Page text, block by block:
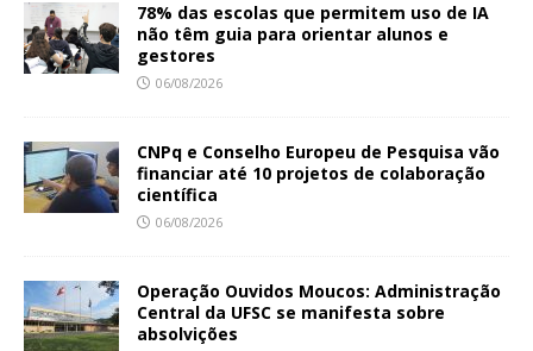
78% das escolas que permitem uso de IA
não têm guia para orientar alunos e
gestores
06/08/2026
CNPq e Conselho Europeu de Pesquisa vão
financiar até 10 projetos de colaboração
científica
06/08/2026
Operação Ouvidos Moucos: Administração
Central da UFSC se manifesta sobre
absolvições